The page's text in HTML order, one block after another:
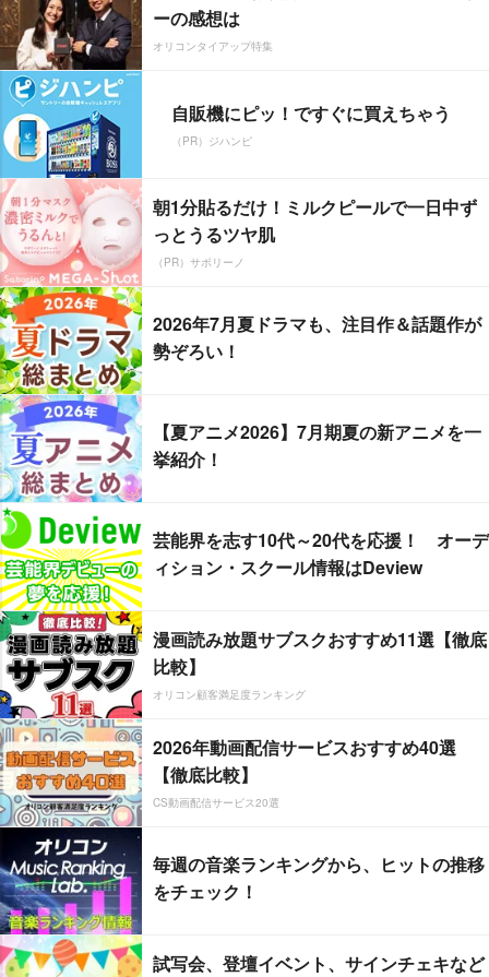
ーの感想は
オリコンタイアップ特集
自販機にピッ！ですぐに買えちゃう
（PR）ジハンピ
朝1分貼るだけ！ミルクピールで一日中ず
っとうるツヤ肌
（PR）サボリーノ
2026年7月夏ドラマも、注目作＆話題作が
勢ぞろい！
【夏アニメ2026】7月期夏の新アニメを一
挙紹介！
芸能界を志す10代～20代を応援！ オーデ
ィション・スクール情報はDeview
漫画読み放題サブスクおすすめ11選【徹底
比較】
オリコン顧客満足度ランキング
2026年動画配信サービスおすすめ40選
【徹底比較】
CS動画配信サービス20選
毎週の音楽ランキングから、ヒットの推移
をチェック！
試写会、登壇イベント、サインチェキなど